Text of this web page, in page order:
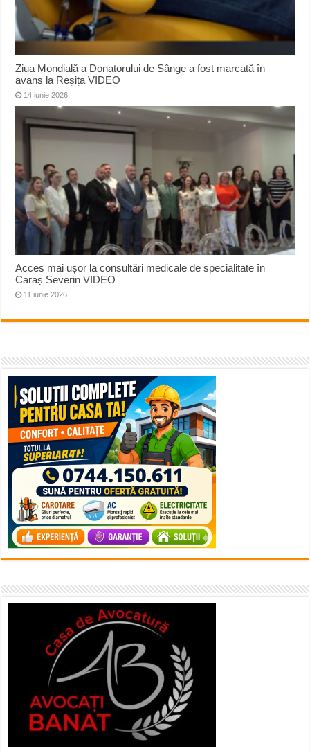
Ziua Mondială a Donatorului de Sânge a fost marcată în
avans la Reșița VIDEO
14 iunie 2026
Acces mai ușor la consultări medicale de specialitate în
Caraș Severin VIDEO
11 iunie 2026